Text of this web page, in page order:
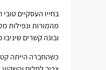
בחייו העסקיים
מהמורות
ובונה קשרים
כשהחברה הייתה